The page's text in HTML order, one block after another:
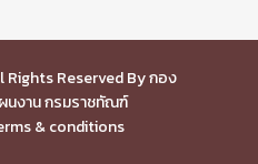
Reserved By กอง
นงาน กรมราชทัณฑ์
& conditions